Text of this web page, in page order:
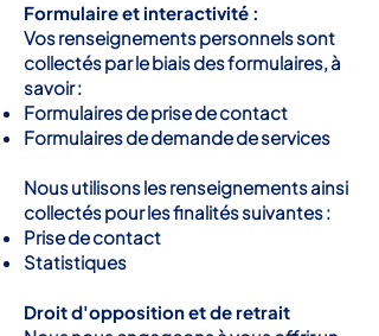
Formulaire et interactivité :
Vos renseignements personnels sont
collectés par le biais des formulaires, à
savoir :
Formulaires de prise de contact
Formulaires de demande de services
Nous utilisons les renseignements ainsi
collectés pour les finalités suivantes :
Prise de contact
Statistiques
Droit d'opposition et de retrait